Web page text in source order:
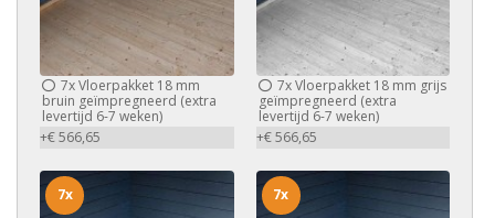
7xVloerpakket 18 mm
bruin geïmpregneerd (extra
levertijd 6-7 weken)
+€ 566,65
7xVloerpakket 18 mm grijs
geïmpregneerd (extra
levertijd 6-7 weken)
+€ 566,65
7x 7x